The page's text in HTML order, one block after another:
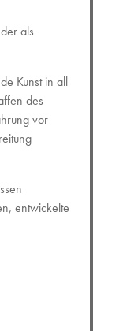
als
Kunst in all
des
vor
entwickelte